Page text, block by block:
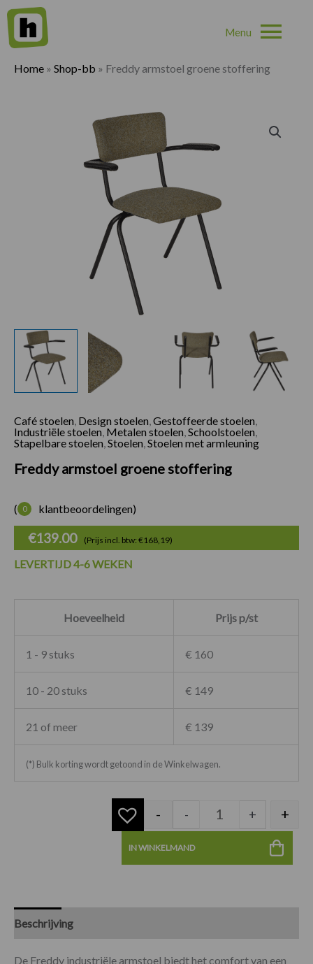
Home » Shop-bb » Freddy armstoel groene stoffering
Café stoelen Design stoelen Gestoffeerde stoelen
Industriële stoelen,Metalen stoelen Schoolstoelen
Stapelbare stoelen Stoelen Stoelen met armleuning
Freddy armstoel groene stoffering
( 0 klantbeoordelingen)
€139.00 (Prijs incl. btw: €168,19)
LEVERTIJD 4-6 WEKEN
Hoeveelheid Prijs p/st
1 - 9 stuks € 160
10 - 20 stuks € 149
21 of meer € 139
(*) Bulk korting wordt getoond in de Winkelwagen.
Freddy armstoel
- - + +
IN WINKELMAND
Beschrijving
De Freddy industriële armstoel biedt het comfort van een